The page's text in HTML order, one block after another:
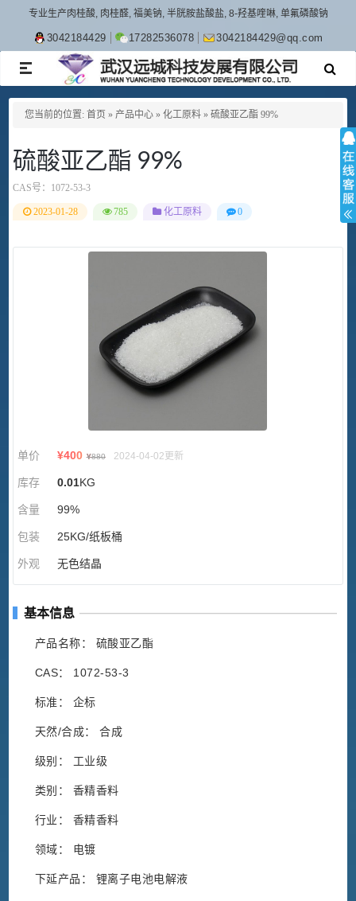
专业生产肉桂酸, 肉桂醛, 福美钠, 半胱胺盐酸盐, 8-羟基喹啉, 单氟磷酸钠
3042184429 17282536078 3042184429@qq.com
TOGGLE
NAVIGATION
您当前的位置: 首页 » 产品中心 » 化工原料 » 硫酸亚乙酯 99%
硫酸亚乙酯 99%
CAS号： 1072-53-3
2023-01-28 785 化工原料 0
单价 ¥400 ¥880 2024-04-02更新
库存 0.01KG
含量 99%
包装 25KG/纸板桶
外观 无色结晶
基本信息
产品名称： 硫酸亚乙酯
CAS： 1072-53-3
标准： 企标
天然/合成： 合成
级别： 工业级
类别： 香精香料
行业： 香精香料
领域： 电镀
下延产品： 锂离子电池电解液